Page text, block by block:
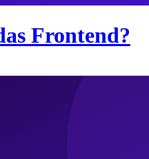
Frontend?